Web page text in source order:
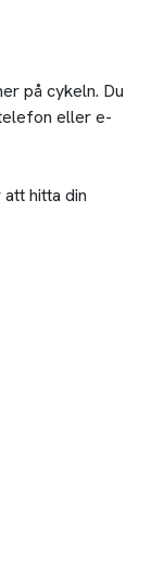
på cykeln. Du
eller e-
hitta din